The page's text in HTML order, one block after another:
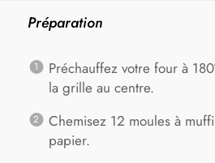
Préparation
Préchauffez votre four à
la grille au centre.
Chemisez 12 moules à
papier.